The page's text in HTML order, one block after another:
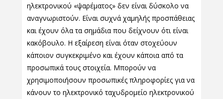
ηλεκτρονικού «ψαρέματος» δεν είναι δύσκολο να
αναγνωριστούν. Είναι συχνά χαμηλής προσπάθειας
και έχουν όλα τα σημάδια που δείχνουν ότι είναι
κακόβουλο. Η εξαίρεση είναι όταν στοχεύουν
κάποιον συγκεκριμένο και έχουν κάποια από τα
προσωπικά τους στοιχεία. Μπορούν να
χρησιμοποιήσουν προσωπικές πληροφορίες για να
κάνουν το ηλεκτρονικό ταχυδρομείο ηλεκτρονικού